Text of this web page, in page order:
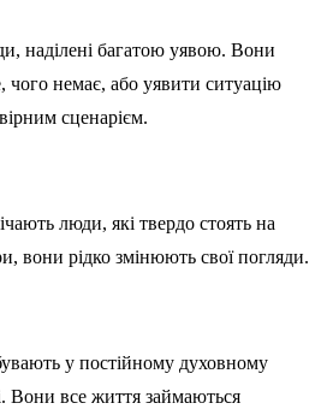
наділені багатою уявою. Вони
чого немає, або уявити ситуацію
сценарієм.
люди, які твердо стоять на
вони рідко змінюють свої погляди.
у постійному духовному
Вони все життя займаються